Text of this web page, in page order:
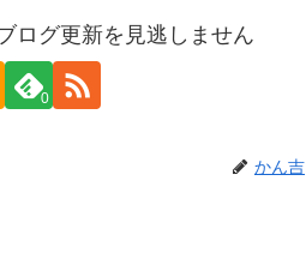
ログ更新を見逃しません
0
かん吉